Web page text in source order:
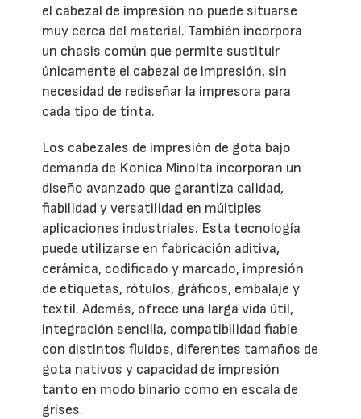
el cabezal de impresión no puede situarse
muy cerca del material. También incorpora
un chasis común que permite sustituir
únicamente el cabezal de impresión, sin
necesidad de rediseñar la impresora para
cada tipo de tinta.
Los cabezales de impresión de gota bajo
demanda de Konica Minolta incorporan un
diseño avanzado que garantiza calidad,
fiabilidad y versatilidad en múltiples
aplicaciones industriales. Esta tecnología
puede utilizarse en fabricación aditiva,
cerámica, codificado y marcado, impresión
de etiquetas, rótulos, gráficos, embalaje y
textil. Además, ofrece una larga vida útil,
integración sencilla, compatibilidad fiable
con distintos fluidos, diferentes tamaños de
gota nativos y capacidad de impresión
tanto en modo binario como en escala de
grises.